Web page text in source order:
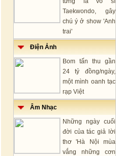
Taekwondo, gây
chú ý ở show 'Anh
trai'
Điện Ảnh
Bom tấn thu gần
24 tỷ đồng/ngày,
một mình oanh tạc
rạp Việt
Âm Nhạc
Những ngày cuối
đời của tác giả lời
thơ 'Hà Nội mùa
vắng những cơn